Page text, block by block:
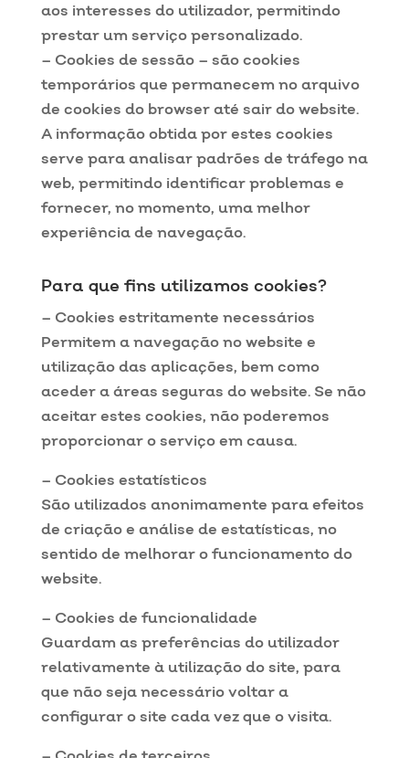
aos interesses do utilizador, permitindo
prestar um serviço personalizado.
– Cookies de sessão – são cookies
temporários que permanecem no arquivo
de cookies do browser até sair do website.
A informação obtida por estes cookies
serve para analisar padrões de tráfego na
web, permitindo identificar problemas e
fornecer, no momento, uma melhor
experiência de navegação.
Para que fins utilizamos cookies?
– Cookies estritamente necessários
Permitem a navegação no website e
utilização das aplicações, bem como
aceder a áreas seguras do website. Se não
aceitar estes cookies, não poderemos
proporcionar o serviço em causa.
– Cookies estatísticos
São utilizados anonimamente para efeitos
de criação e análise de estatísticas, no
sentido de melhorar o funcionamento do
website.
– Cookies de funcionalidade
Guardam as preferências do utilizador
relativamente à utilização do site, para
que não seja necessário voltar a
configurar o site cada vez que o visita.